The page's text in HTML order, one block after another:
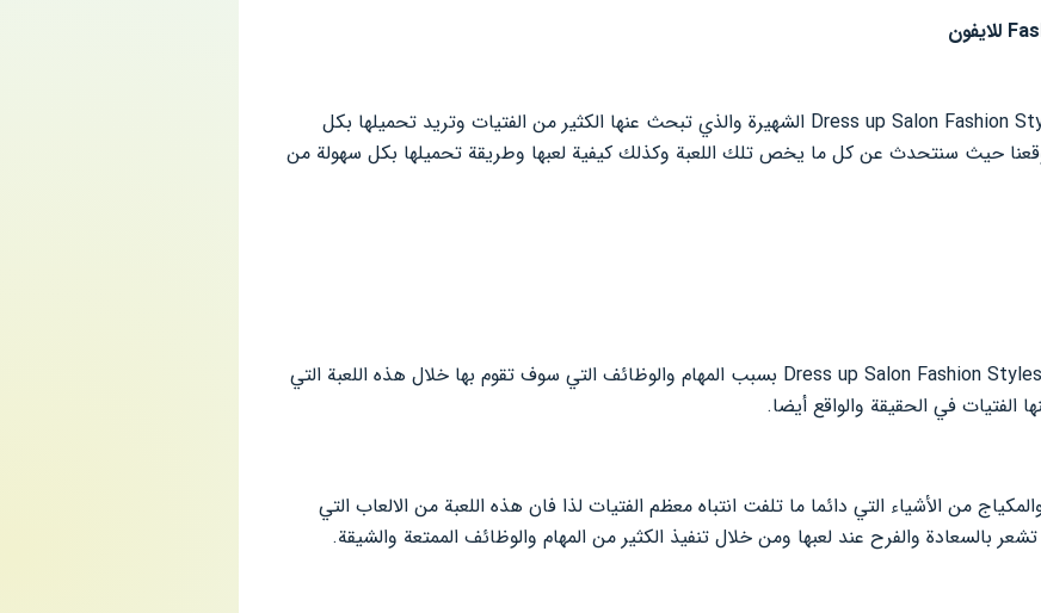
نقدم لعبة Dress up Salon Fashion Styles الشهيرة والذي تبحث عنها الكثير من الفتيات وتريد تحميلها بكل
حيث سنتحدث عن كل ما يخص تلك اللعبة وكذلك كيفية لعبها وطريقة تحميلها بكل سهولة من
ما يجعل الفتيات تقوم بـ تحميل لعبة Dress up Salon Fashion Styles بسبب المهام والوظائف التي سوف تقوم بها خلال هذه اللعبة التي
الفتيات في الحقيقة والواقع أيضا.
من الأشياء التي دائما ما تلفت انتباه معظم الفتيات لذا فان هذه اللعبة من الالعاب التي
بالسعادة والفرح عند لعبها ومن خلال تنفيذ الكثير من المهام والوظائف الممتعة والشيقة.